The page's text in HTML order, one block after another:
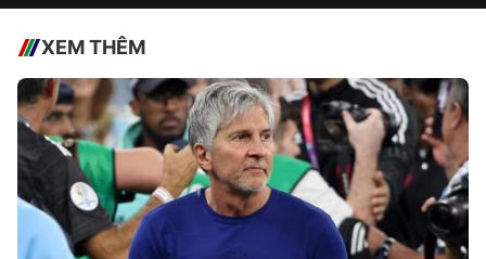
XEM THÊM